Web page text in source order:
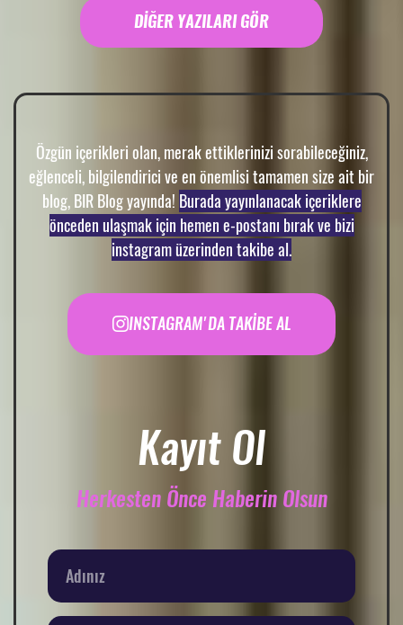
DİĞER YAZILARI GÖR
Kayıt Ol
Herkesten Önce Haberin Olsun
Özgün içerikleri olan, merak ettiklerinizi sorabileceğiniz,
eğlenceli, bilgilendirici ve en önemlisi tamamen size ait bir
blog, BIR Blog yayında! Burada yayınlanacak içeriklere
önceden ulaşmak için hemen e-postanı bırak ve bizi
instagram üzerinden takibe al.
INSTAGRAM'DA TAKİBE AL